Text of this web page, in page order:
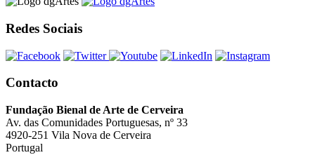
Redes Sociais
Contacto
Fundação Bienal de Arte de Cerveira
Av. das Comunidades Portuguesas, nº 33
4920-251 Vila Nova de Cerveira
Portugal